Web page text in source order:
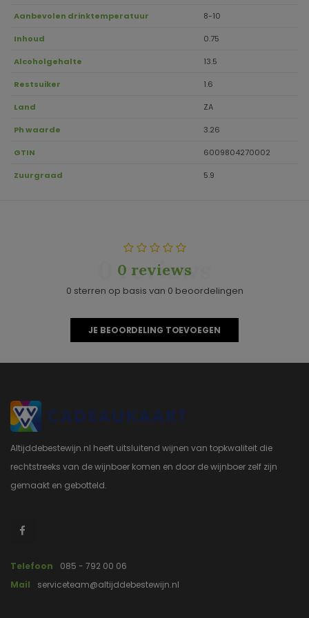
Aanbevolen drinktemperatuur 8-10
Inhoud 0.75
Alcoholgehalte 13.5
Restsuiker 1.6
Land ZA
Ph waarde 3.26
GTIN 6009804270002
Zuurgraad 5.9
0 reviews
0 reviews
0 sterren op basis van 0 beoordelingen
JE BEOORDELING TOEVOEGEN
Altijddebestewijn.nl heeft uitsluitend wijnen van topkwaliteit die
rechtstreeks van de wijnboer komen en door de wijnboer zelf zijn
gemaakt en gebotteld.
Telefoon
085 - 792 00 06
Mail
serviceteam@altijddebestewijn.nl